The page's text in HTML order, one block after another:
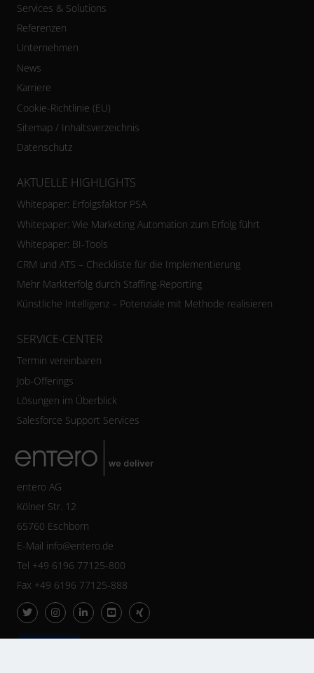
Services & Solutions
Referenzen
Unternehmen
News
Karriere
Cookie-Richtlinie (EU)
Sitemap / Inhaltsverzeichnis
Datenschutz
AKTUELLE HIGHLIGHTS
Whitepaper: Erfolgsfaktor PSA
Whitepaper: Wie Marketing Automation zum Erfolg führt
Whitepaper: BI-Tools
CRM und ATS – Checkliste für die Implementierung
Mehr Markterfolg durch Staffing-Reporting
Künstliche Intelligenz – Potenziale mit Methode realisieren
SERVICE-CENTER
Termin vereinbaren
Job-Offerings
Lösungen im Überblick
Salesforce Support Services
entero AG
Kölner Str. 12
65760 Eschborn
E-Mail info@entero.de
Tel +49 6196 77125-800
Fax +49 6196 77125-888